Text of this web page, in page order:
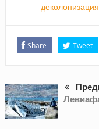
Share Tweet